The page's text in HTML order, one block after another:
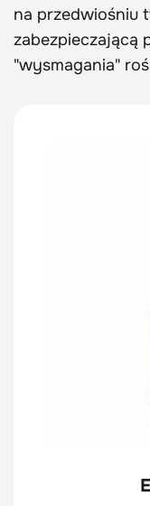
na przedwiośniu
zabezpieczającą
"wysmagania"